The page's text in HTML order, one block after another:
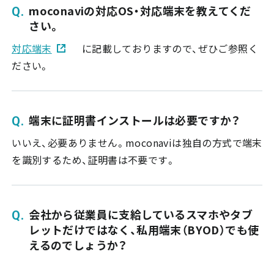
moconaviの対応OS・対応端末を教えてくだ
さい。
対応端末
に記載しておりますので、ぜひご参照く
ださい。
端末に証明書インストールは必要ですか？
いいえ、必要ありません。moconaviは独自の方式で端末
を識別するため、証明書は不要です。
会社から従業員に支給しているスマホやタブ
レットだけではなく、私用端末（BYOD）でも使
えるのでしょうか？